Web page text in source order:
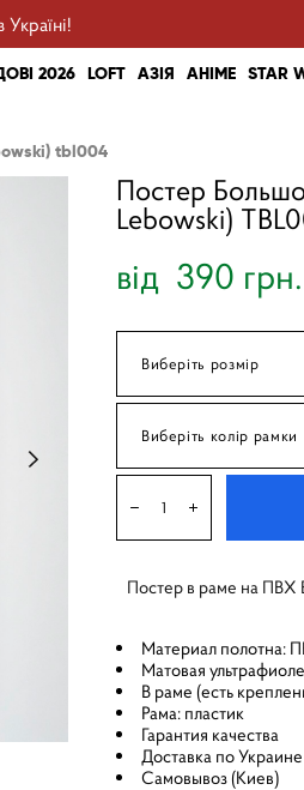
2026 LOFT АЗІЯ АНІМЕ STAR
tbl004
Постер
Lebowski)
від 390 грн.
Виберіть розмір
Виберіть колір рамки
Постер в раме на ПВХ
Материал полотна:
Матовая
В раме (есть
Рама: пластик
Гарантия качества
Доставка по
Самовывоз (Киев)